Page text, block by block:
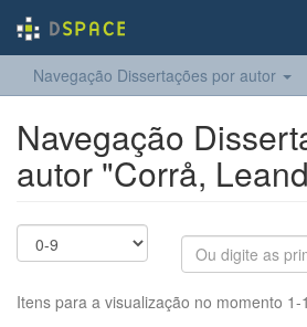
Navegação Dissertações por autor
Navegação
autor "Corrå,
Itens para a visualização no momento 1-